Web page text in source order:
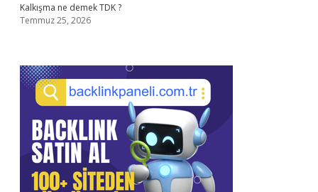
Kalkışma ne demek TDK ?
Temmuz 25, 2026